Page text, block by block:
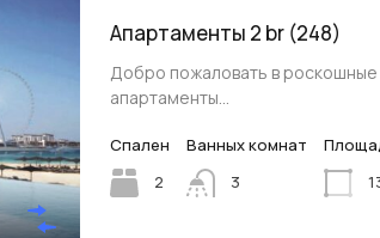
Апартаменты 2 br (248)
Добро пожаловать в роскошные
апартаменты…
Спален
2
Ванных комнат
3